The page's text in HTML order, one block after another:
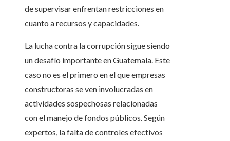
de supervisar enfrentan restricciones en
cuanto a recursos y capacidades.
La lucha contra la corrupción sigue siendo
un desafío importante en Guatemala. Este
caso no es el primero en el que empresas
constructoras se ven involucradas en
actividades sospechosas relacionadas
con el manejo de fondos públicos. Según
expertos, la falta de controles efectivos